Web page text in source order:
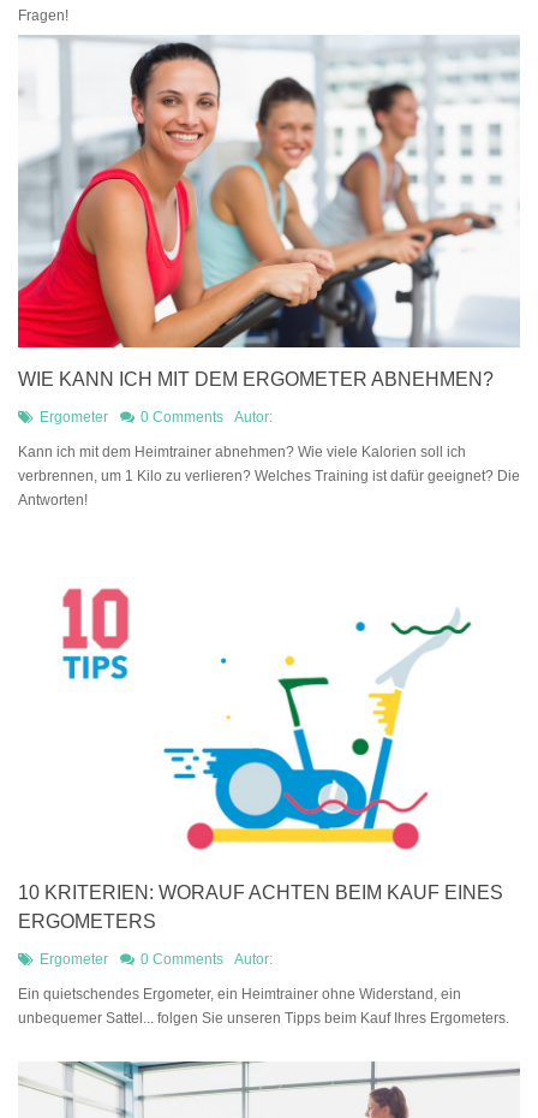
Fragen!
WIE KANN ICH MIT DEM ERGOMETER ABNEHMEN?
Ergometer 0 Comments Autor:
Kann ich mit dem Heimtrainer abnehmen? Wie viele Kalorien soll ich
verbrennen, um 1 Kilo zu verlieren? Welches Training ist dafür geeignet? Die
Antworten!
10 KRITERIEN: WORAUF ACHTEN BEIM KAUF EINES
ERGOMETERS
Ergometer 0 Comments Autor:
Ein quietschendes Ergometer, ein Heimtrainer ohne Widerstand, ein
unbequemer Sattel... folgen Sie unseren Tipps beim Kauf Ihres Ergometers.